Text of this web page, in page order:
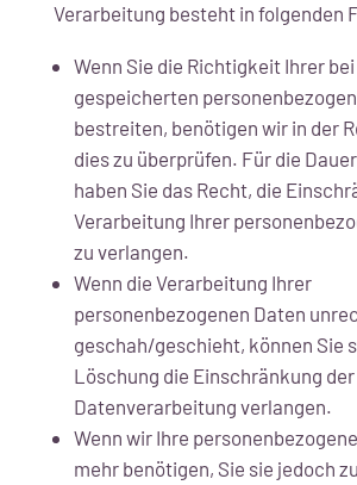
Verarbeitung besteht in folgenden
Wenn Sie die Richtigkeit Ihrer
gespeicherten
bestreiten, benötigen wir in der
dies zu überprüfen. Für die
haben Sie das Recht, die
Verarbeitung Ihrer
zu verlangen.
Wenn die Verarbeitung Ihrer
personenbezogenen Daten
geschah/geschieht, können Sie
Löschung die Einschränkung der
Datenverarbeitung verlangen.
Wenn wir Ihre
mehr benötigen, Sie sie jedoch